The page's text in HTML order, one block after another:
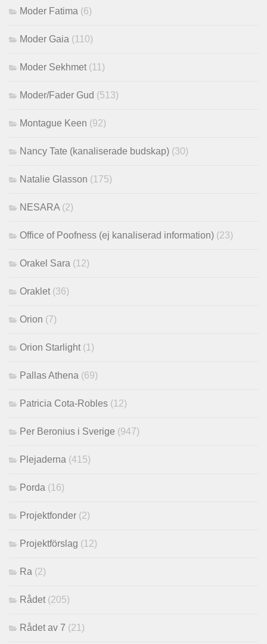
Moder Fatima (6)
Moder Gaia (110)
Moder Sekhmet (11)
Moder/Fader Gud (513)
Montague Keen (92)
Nancy Tate (kanaliserade budskap) (30)
Natalie Glasson (175)
NESARA (2)
Office of Poofness (ej kanaliserad information) (23)
Orakel Sara (12)
Oraklet (36)
Orion (7)
Orion Starlight (1)
Pallas Athena (69)
Patricia Cota-Robles (12)
Per Beronius i Sverige (947)
Plejaderna (415)
Porda (16)
Projektfonder (2)
Projektförslag (12)
Ra (2)
Rådet (205)
Rådet av 7 (21)